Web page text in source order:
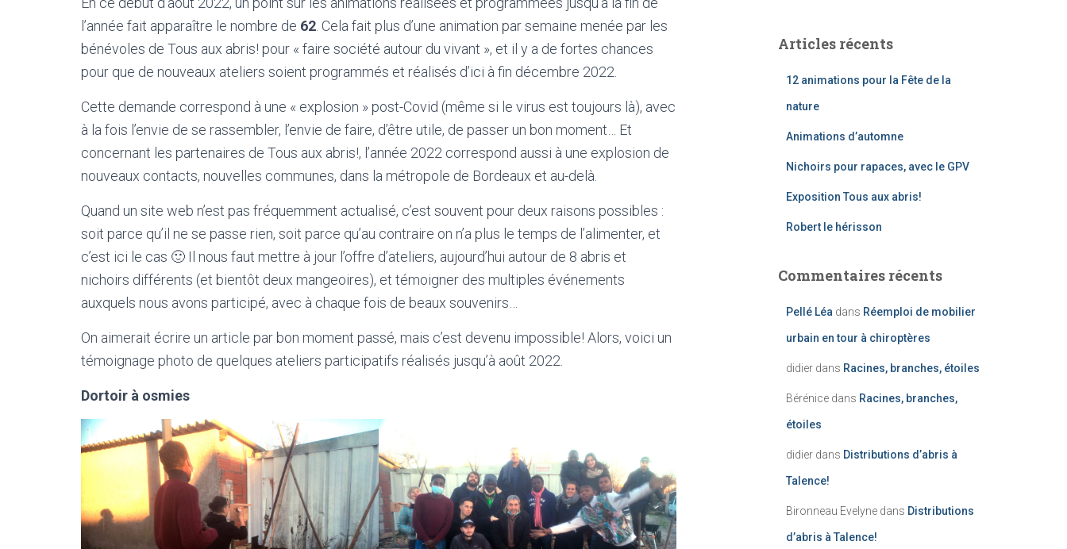
l’année fait apparaître le nombre de 62 . Cela fait plus d’une animation par semaine menée par les
bénévoles de Tous aux abris! pour « faire société autour du vivant », et il y a de fortes chances
pour que de nouveaux ateliers soient programmés et réalisés d’ici à fin décembre 2022.
Cette demande correspond à une « explosion » post-Covid (même si le virus est toujours là), avec
à la fois l’envie de se rassembler, l’envie de faire, d’être utile, de passer un bon moment… Et
concernant les partenaires de Tous aux abris!, l’année 2022 correspond aussi à une explosion de
nouveaux contacts, nouvelles communes, dans la métropole de Bordeaux et au-delà.
Quand un site web n’est pas fréquemment actualisé, c’est souvent pour deux raisons possibles :
soit parce qu’il ne se passe rien, soit parce qu’au contraire on n’a plus le temps de l’alimenter, et
c’est ici le cas 🙂 Il nous faut mettre à jour l’offre d’ateliers, aujourd’hui autour de 8 abris et
nichoirs différents (et bientôt deux mangeoires), et témoigner des multiples événements
auxquels nous avons participé, avec à chaque fois de beaux souvenirs…
On aimerait écrire un article par bon moment passé, mais c’est devenu impossible! Alors, voici un
témoignage photo de quelques ateliers participatifs réalisés jusqu’à août 2022.
Dortoir à osmies
Articles récents
12 animations pour la Fête de la
nature
Animations d’automne
Nichoirs pour rapaces, avec le GPV
Exposition Tous aux abris!
Robert le hérisson
Commentaires récents
Pellé Léa dans Réemploi de mobilier
urbain en tour à chiroptères
didierdans Racines, branches, étoiles
Bérénicedans Racines, branches,
étoiles
didierdans Distributions d’abris à
Talence!
Bironneau Evelynedans Distributions
d’abris à Talence!